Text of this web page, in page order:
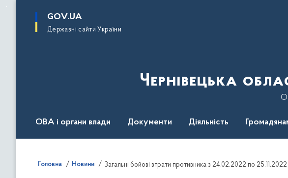
основного
GOV.UA
Державні сайти України
Чернівецька
ОВА і органи влади Документи Діяльність
Головна Новини Загальні бойові втрати противника з 24.02.2022 по 25.11.2022